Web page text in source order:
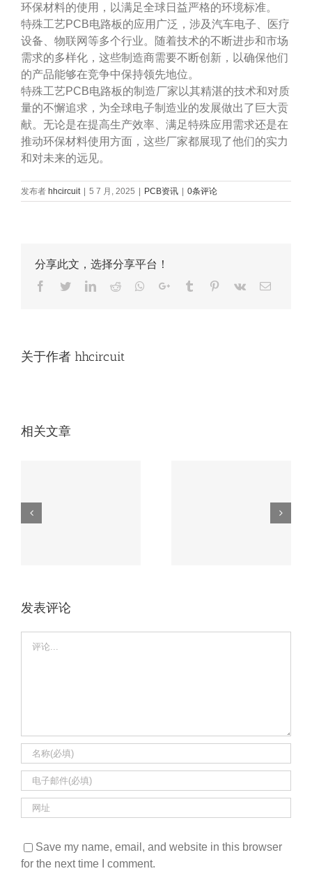
环保材料的使用，以满足全球日益严格的环境标准。
特殊工艺PCB电路板的应用广泛，涉及汽车电子、医疗
设备、物联网等多个行业。随着技术的不断进步和市场
需求的多样化，这些制造商需要不断创新，以确保他们
的产品能够在竞争中保持领先地位。
特殊工艺PCB电路板的制造厂家以其精湛的技术和对质
量的不懈追求，为全球电子制造业的发展做出了巨大贡
献。无论是在提高生产效率、满足特殊应用需求还是在
推动环保材料使用方面，这些厂家都展现了他们的实力
和对未来的远见。
发布者 hhcircuit | 5 7 月, 2025 | PCB资讯 | 0条评论
分享此文，选择分享平台！
Facebook
TwitterLinkedIn
Reddit Whatsapp
Google+Tumblr Pinterest
Vk Email
关于作者 hhcircuit
相关文章
车载电路板如何应
发表评论
Save my name, email, and website in this browser
for the next time I comment.